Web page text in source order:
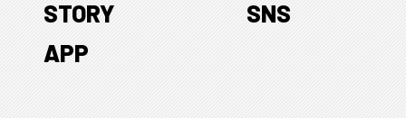
STORY
APP
SNS